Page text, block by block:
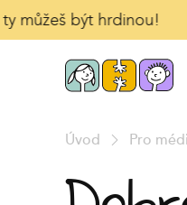
můžeš být hrdinou!
Úvod Pro